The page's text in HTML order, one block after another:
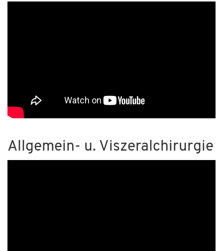
Allgemein- u. Viszeralchirurgie